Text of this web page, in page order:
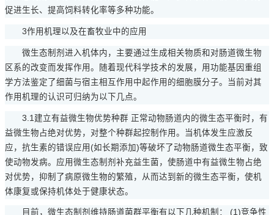
促进生长、提高饲料转化率等多种功能。
3作用机理以及在畜牧业中的应用
微生态制剂进入机体内，主要通过生成相关物质和对肠道微生物
区系的改变而发挥作用。随着现代科学技术的发展，用功能基因重组
学方法鉴定了细菌与宿主相互作用中起作用的细胞膜分子。当前对其
作用机理的认识可归纳为以下几点。
3.1建立有益微生物优势种群 正常动物肠道内的微生态平衡时，有
益微生物占绝对优势，对整个种群起控制作用。当机体发生应激反
应，抗生素的错误应用(如长期添加)等破坏了动物肠道微生态平衡，致
使动物发病。应用微生态制剂补充益生菌，使肠道中有益微生物占绝
对优势，抑制了病原微生物的繁殖，从而达到新的微生态平衡，使机
体康复或保持机体处于健康状态。
目前，微生态制剂维持肠道菌群平衡有以下几种机制： (1)竞争性